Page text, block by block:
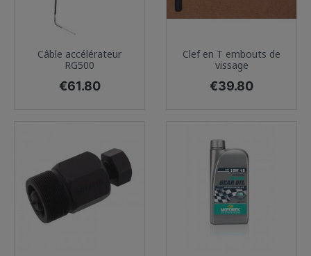
Câble accélérateur
RG500
Price
€61.80
Clef en T embouts de
vissage
Price
€39.80